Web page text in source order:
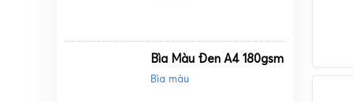
Bìa Màu Đen A4 180gsm
Bìa màu